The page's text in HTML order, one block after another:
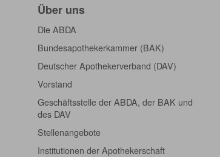
Über uns
Die ABDA
Bundesapothekerkammer (BAK)
Deutscher Apothekerverband (DAV)
Vorstand
Geschäftsstelle der ABDA, der BAK und
des DAV
Stellenangebote
Institutionen der Apothekerschaft